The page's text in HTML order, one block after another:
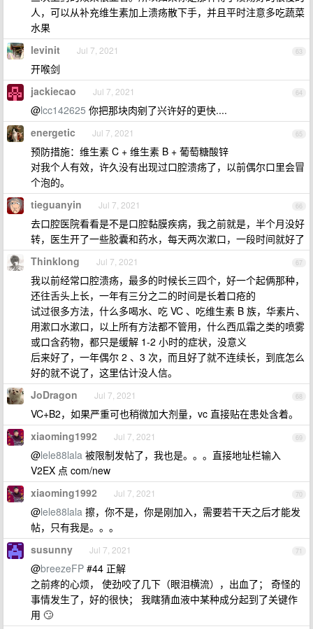
人，可以从补充维生素加上溃疡散下手，并且平时注意多吃蔬菜
水果
63
levinit Jul 7, 2021
开喉剑
64
jackiecao Jul 7, 2021
@lcc142625 你把那块肉剜了兴许好的更快....
65
energetic Jul 7, 2021
预防措施：维生素 C + 维生素 B + 葡萄糖酸锌
对我个人有效，许久没有出现过口腔溃疡了，以前偶尔口里会冒
个泡的。
66
tieguanyin Jul 7, 2021
去口腔医院看看是不是口腔黏膜疾病，我之前就是，半个月没好
转，医生开了一些胶囊和药水，每天两次漱口，一段时间就好了
67
Thinklong Jul 7, 2021
我以前经常口腔溃疡，最多的时候长三四个，好一个起俩那种，
还往舌头上长，一年有三分之二的时间是长着口疮的
试过很多方法，什么多喝水、吃 VC 、吃维生素 B 族，华素片、
用漱口水漱口，以上所有方法都不管用，什么西瓜霜之类的喷雾
或口含药物，都只是缓解 1-2 小时的症状，没意义
后来好了，一年偶尔 2 、3 次，而且好了就不连续长，到底怎么
好的就不说了，这里估计没人信。
68
JoDragon Jul 7, 2021
VC+B2，如果严重可也稍微加大剂量，vc 直接贴在患处含着。
69
xiaoming1992 Jul 7, 2021
@lele88lala 被限制发帖了，我也是。。。直接地址栏输入
V2EX 点 com/new
70
xiaoming1992 Jul 7, 2021
@lele88lala 擦，你不是，你是刚加入，需要若干天之后才能发
帖，只有我是。。。
71
susunny Jul 7, 2021
@breezeFP #44 正解
之前疼的心烦， 使劲咬了几下（眼泪横流），出血了； 奇怪的
事情发生了，好的很快； 我瞎猜血液中某种成分起到了关键作
用 🙄